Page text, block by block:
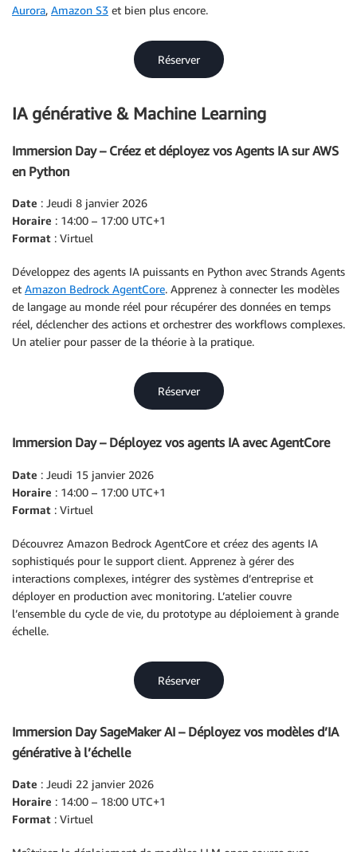
Aurora, Amazon S3 et bien plus encore.
Réserver
IA générative & Machine Learning
Immersion Day – Créez et déployez vos Agents IA sur AWS
en Python
Date : Jeudi 8 janvier 2026
Horaire : 14:00 – 17:00 UTC+1
Format : Virtuel
Développez des agents IA puissants en Python avec Strands Agents
et Amazon Bedrock AgentCore. Apprenez à connecter les modèles
de langage au monde réel pour récupérer des données en temps
réel, déclencher des actions et orchestrer des workflows complexes.
Un atelier pour passer de la théorie à la pratique.
Réserver
Immersion Day – Déployez vos agents IA avec AgentCore
Date : Jeudi 15 janvier 2026
Horaire : 14:00 – 17:00 UTC+1
Format : Virtuel
Découvrez Amazon Bedrock AgentCore et créez des agents IA
sophistiqués pour le support client. Apprenez à gérer des
interactions complexes, intégrer des systèmes d’entreprise et
déployer en production avec monitoring. L’atelier couvre
l’ensemble du cycle de vie, du prototype au déploiement à grande
échelle.
Réserver
Immersion Day SageMaker AI – Déployez vos modèles d’IA
générative à l’échelle
Date : Jeudi 22 janvier 2026
Horaire : 14:00 – 18:00 UTC+1
Format : Virtuel